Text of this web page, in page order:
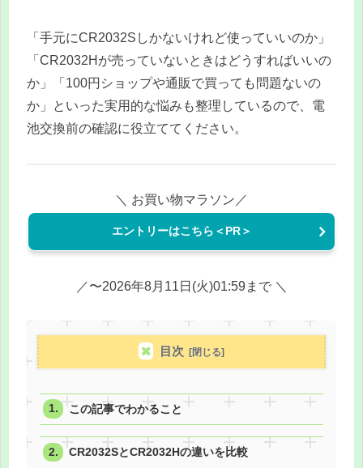
「手元にCR2032Sしかないけれど使っていいのか」
「CR2032Hが売っていないときはどうすればいいの
か」「100円ショップや通販で買っても問題ないの
か」といった実用的な悩みも整理しているので、電
池交換前の確認に役立ててください。
＼ お買い物マラソン／
エントリーはこちら＜PR＞
／〜2026年8月11日(火)01:59まで ＼
目次
この記事でわかること
CR2032SとCR2032Hの違いを比較